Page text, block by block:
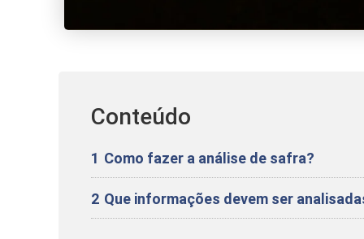
Conteúdo
1 Como fazer a análise de safra?
2 Que informações devem ser